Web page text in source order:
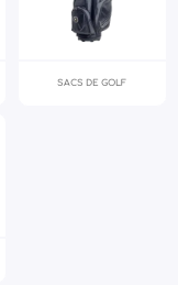
SACS DE GOLF